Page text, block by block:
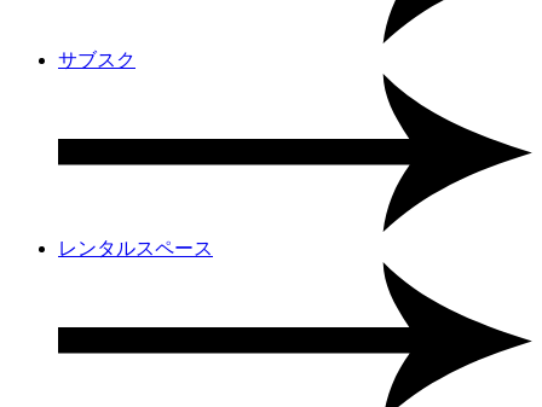
サブスク
レンタルスペース